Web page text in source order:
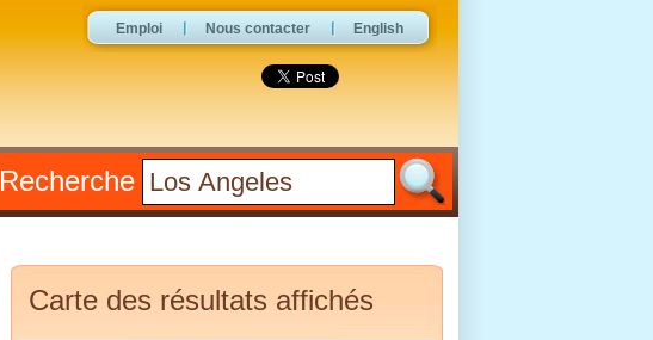
Emploi Nous contacter English
Recherche
Carte des résultats affichés